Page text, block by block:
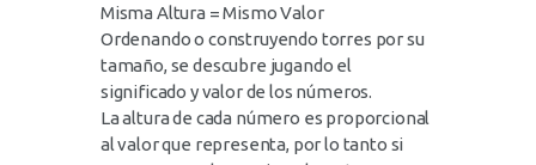
Misma Altura = Mismo Valor
Ordenando o construyendo torres por su
tamaño, se descubre jugando el
significado y valor de los números.
La altura de cada número es proporcional
al valor que representa, por lo tanto si